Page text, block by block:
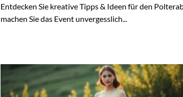
Entdecken Sie kreative Tipps & Ideen für den
machen Sie das Event unvergesslich...